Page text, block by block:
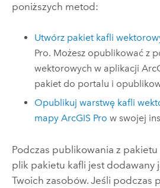
poniższych metod:
Utwórz pakiet kafli
Pro. Możesz opublikować z
wektorowych w aplikacji
pakiet do portalu i
Opublikuj warstwę kafli
mapyArcGIS Pro w swojej
Podczas publikowania z
plik pakietu kafli jest dodawany
Twoich zasobów. Jeśli podczas